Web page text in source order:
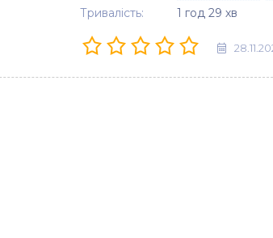
Тривалість:
1 год 29 хв